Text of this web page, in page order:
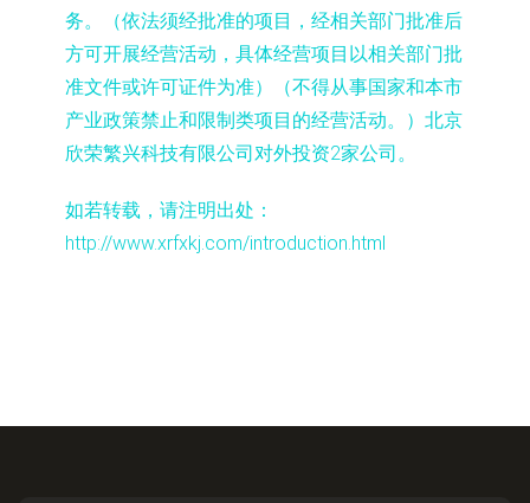
务。（依法须经批准的项目，经相关部门批准后
方可开展经营活动，具体经营项目以相关部门批
准文件或许可证件为准）（不得从事国家和本市
产业政策禁止和限制类项目的经营活动。）北京
欣荣繁兴科技有限公司对外投资2家公司。
如若转载，请注明出处：
http://www.xrfxkj.com/introduction.html